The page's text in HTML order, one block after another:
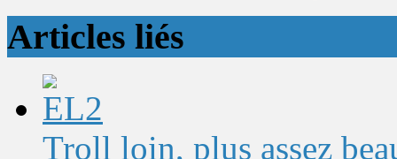
Articles liés
Troll loin, plus assez